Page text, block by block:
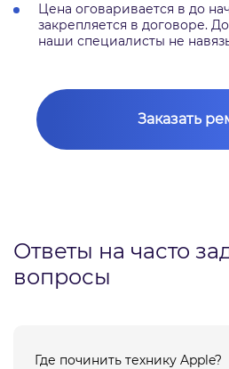
Цена оговаривается в до
закрепляется в договоре.
наши специалисты не
Заказать
Ответы на часто
вопросы
Где починить технику Apple?